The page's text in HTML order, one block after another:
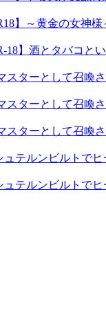
】～黄金の女神
】酒とタバコと
スターとして召
スターとして召
スターとして召
ュテルンビルトで
ュテルンビルトで